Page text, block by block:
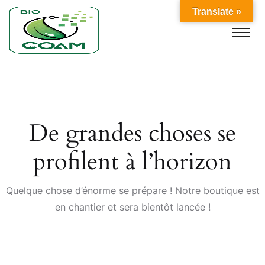
De grandes choses se
profilent à l’horizon
Quelque chose d’énorme se prépare ! Notre boutique est
en chantier et sera bientôt lancée !
Translate »